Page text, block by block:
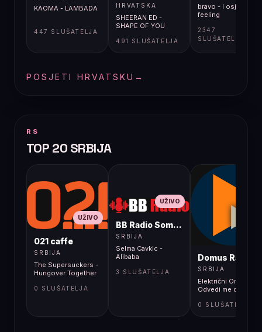
KAOMA - LAMBADA
447 SLUŠATELJA
HRVATSKA
SHEERAN ED -
SHAPE OF YOU
491 SLUŠATELJA
bravo - I osjećaj i
feeling
2347
SLUŠATELJA
POSJETI HRVATSKU →
RS
TOP 20 SRBIJA
UŽIVO
021 caffe
SRBIJA
The Supersuckers -
Hungover Together
0 SLUŠATELJA
UŽIVO
BB Radio Sombor
SRBIJA
Selma Cavkic -
Alibaba
3 SLUŠATELJA
Domus Radio
SRBIJA
Električni Orgazam -
Odvedi me do rupe
0 SLUŠATELJA